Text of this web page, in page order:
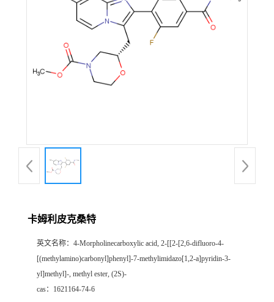
卡姆利皮克桑特
英文名称： 4-Morpholinecarboxylic acid, 2-[[2-[2,6-difluoro-4-
[(methylamino)carbonyl]phenyl]-7-methylimidazo[1,2-a]pyridin-3-
yl]methyl]-, methyl ester, (2S)-
cas： 1621164-74-6